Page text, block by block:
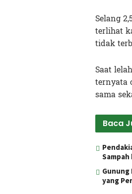
Selang
terlihat
tidak
Saat
ternyata
sama
Baca
Gunung
yang